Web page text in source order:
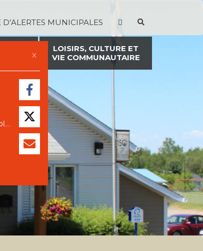
D’ALERTES MUNICIPALES
LOISIRS, CULTURE ET
VIE COMMUNAUTAIRE
X